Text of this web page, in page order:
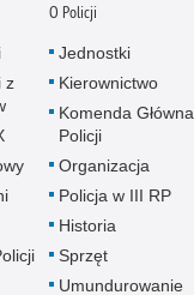
z
O Policji
Jednostki
Kierownictwo
Komenda Główna
Policji
Organizacja
Policja w III RP
Historia
Sprzęt
Umundurowanie